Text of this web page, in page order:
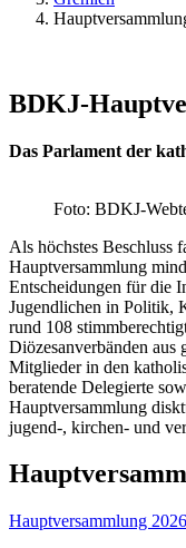
BDKJ-
Das Parlament der
Foto: BDKJ-
Als höchstes Beschluss
Hauptversammlung
Entscheidungen für die
Jugendlichen in Politik,
rund 108
Diözesanverbänden aus
Mitglieder in den
beratende Delegierte
Hauptversammlung
jugend-, kirchen- und
Hauptversammlung 2026